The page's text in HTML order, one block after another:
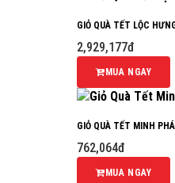
GIỎ QUÀ TẾT LỘC
2,929,177đ
MUA NGAY
GIỎ QUÀ TẾT MINH
762,064đ
MUA NGAY